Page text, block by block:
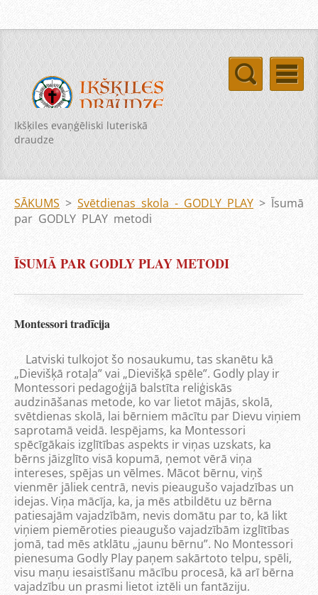
Ikšķiles evaņģēliski luteriskā
draudze
SĀKUMS > Svētdienas skola - GODLY PLAY > Īsumā
par GODLY PLAY metodi
ĪSUMĀ PAR GODLY PLAY METODI
Montessori tradīcija
Latviski tulkojot šo nosaukumu, tas skanētu kā
„Dievišķā rotaļa” vai „Dievišķā spēle”. Godly play ir
Montessori pedagoģijā balstīta reliģiskās
audzināšanas metode, ko var lietot mājās, skolā,
svētdienas skolā, lai bērniem mācītu par Dievu viņiem
saprotamā veidā. Iespējams, ka Montessori
spēcīgākais izglītības aspekts ir viņas uzskats, ka
bērns jāizglīto visā kopumā, ņemot vērā viņa
intereses, spējas un vēlmes. Mācot bērnu, viņš
vienmēr jāliek centrā, nevis pieaugušo vajadzības un
idejas. Viņa mācīja, ka, ja mēs atbildētu uz bērna
patiesajām vajadzībām, nevis domātu par to, kā likt
viņiem piemēroties pieaugušo vajadzībām izglītības
jomā, tad mēs atklātu „jaunu bērnu”. No Montessori
pienesuma Godly Play paņem sakārtoto telpu, spēli,
visu maņu iesaistīšanu mācību procesā, kā arī bērna
vajadzību un prasmi lietot iztēli un fantāziju.